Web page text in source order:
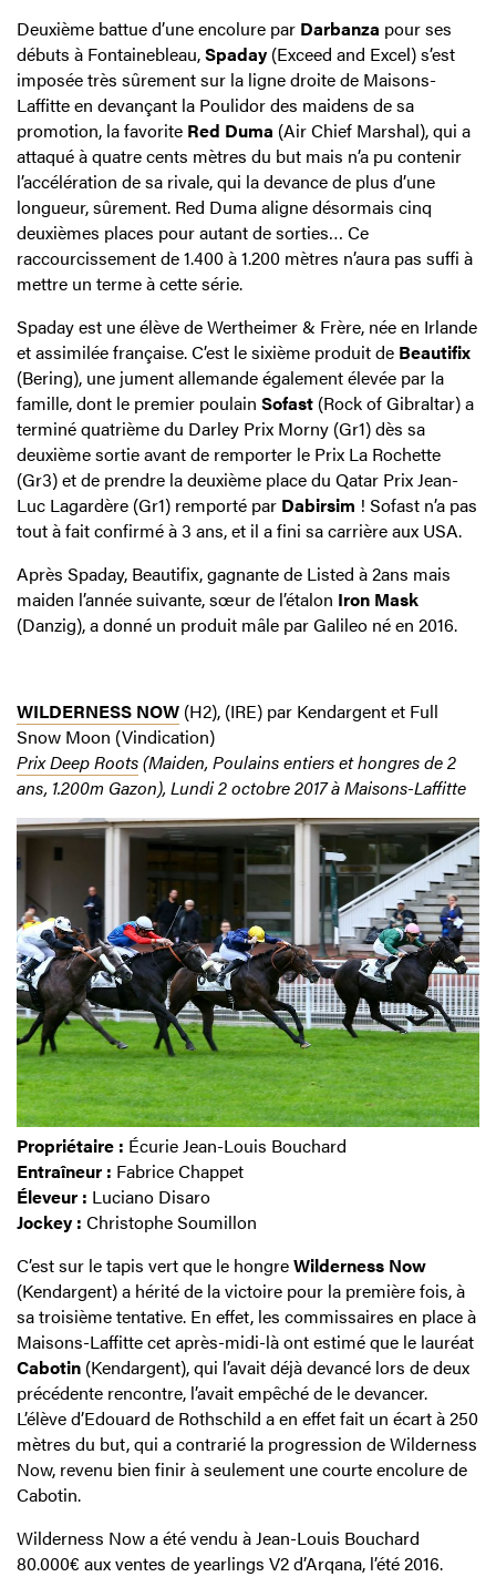
Deuxième battue d’une encolure par Darbanza pour ses
débuts à Fontainebleau,Spaday (Exceed and Excel) s’est
imposée très sûrement sur la ligne droite de Maisons-
Laffitte en devançant la Poulidor des maidens de sa
promotion, la favorite Red Duma (Air Chief Marshal), qui a
attaqué à quatre cents mètres du but mais n’a pu contenir
l’accélération de sa rivale, qui la devance de plus d’une
longueur, sûrement. Red Duma aligne désormais cinq
deuxièmes places pour autant de sorties… Ce
raccourcissement de 1.400 à 1.200 mètres n’aura pas suffi à
mettre un terme à cette série.
Spaday est une élève de Wertheimer & Frère, née en Irlande
et assimilée française. C’est le sixième produit de Beautifix
(Bering), une jument allemande également élevée par la
famille, dont le premier poulain Sofast (Rock of Gibraltar) a
terminé quatrième du Darley Prix Morny (Gr1) dès sa
deuxième sortie avant de remporter le Prix La Rochette
(Gr3) et de prendre la deuxième place du Qatar Prix Jean-
Luc Lagardère (Gr1) remporté par Dabirsim ! Sofast n’a pas
tout à fait confirmé à 3 ans, et il a fini sa carrière aux USA.
Après Spaday, Beautifix, gagnante de Listed à 2ans mais
maiden l’année suivante, sœur de l’étalon Iron Mask
(Danzig), a donné un produit mâle par Galileo né en 2016.
WILDERNESS NOW (H2), (IRE) par Kendargent et Full
Snow Moon (Vindication)
Prix Deep Roots(Maiden, Poulains entiers et hongres de 2
ans, 1.200m Gazon), Lundi 2 octobre 2017 à Maisons-Laffitte
Propriétaire : Écurie Jean-Louis Bouchard
Entraîneur : Fabrice Chappet
Éleveur : Luciano Disaro
Jockey : Christophe Soumillon
C’est sur le tapis vert que le hongreWilderness Now
(Kendargent) a hérité de la victoire pour la première fois, à
sa troisième tentative. En effet, les commissaires en place à
Maisons-Laffitte cet après-midi-là ont estimé que le lauréat
Cabotin (Kendargent), qui l’avait déjà devancé lors de deux
précédente rencontre, l’avait empêché de le devancer.
L’élève d’Edouard de Rothschild a en effet fait un écart à 250
mètres du but, qui a contrarié la progression de Wilderness
Now, revenu bien finir à seulement une courte encolure de
Cabotin.
Wilderness Now a été vendu à Jean-Louis Bouchard
80.000€ aux ventes de yearlings V2 d’Arqana, l’été 2016.